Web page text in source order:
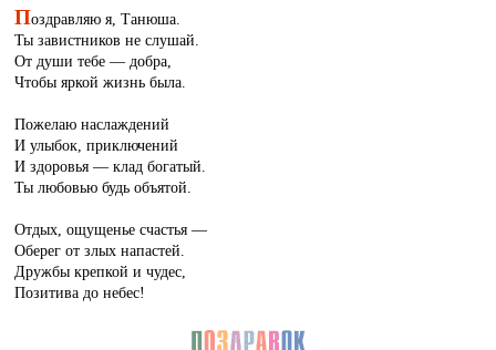
Поздравляю я, Танюша.
Ты завистников не слушай.
От души тебе — добра,
Чтобы яркой жизнь была.
Пожелаю наслаждений
И улыбок, приключений
И здоровья — клад богатый.
Ты любовью будь объятой.
Отдых, ощущенье счастья —
Оберег от злых напастей.
Дружбы крепкой и чудес,
Позитива до небес!